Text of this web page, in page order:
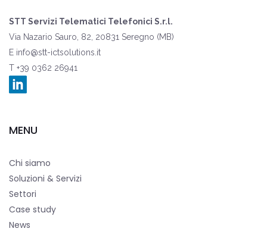
STT Servizi Telematici Telefonici S.r.l.
Via Nazario Sauro, 82, 20831 Seregno (MB)
E info@stt-ictsolutions.it
T +39 0362 26941
MENU
Chi siamo
Soluzioni & Servizi
Settori
Case study
News